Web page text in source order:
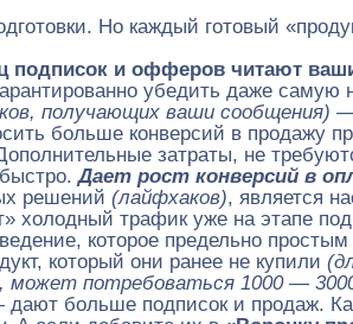
Но каждый готовый
подписок и офферов читают
убедить даже самую
получающих ваши сообщения) —
больше конверсий в продажу
затраты, не
Дает рост конверсий в
решений (лайфхаков), является
холодный трафик уже на этапе
которое предельно
который они ранее не купили
может потребоваться 1000 —
больше подписок и продаж.